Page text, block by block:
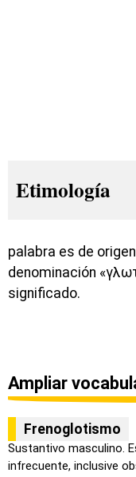
Etimología
palabra es de
denominación
significado.
Ampliar
Frenoglotismo
Sustantivo masculino.
infrecuente, inclusive